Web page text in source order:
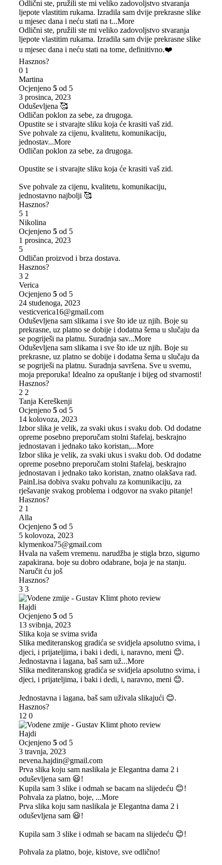
Odlični ste, pružili ste mi veliko zadovoljstvo stvaranja
ljepote vlastitim rukama. Izradila sam dvije prekrasne slike
u mjesec dana i neću stati na t...More
Odlični ste, pružili ste mi veliko zadovoljstvo stvaranja
ljepote vlastitim rukama. Izradila sam dvije prekrasne slike
u mjesec dana i neću stati na tome, definitivno.❤️
Hasznos?
0 1
Martina
Ocjenjeno 5 od 5
3 prosinca, 2023
Oduševljena 🥰
Odličan poklon za sebe, za drugoga.
Opustite se i stvarajte sliku koja će krasiti vaš zid.
Sve pohvale za cijenu, kvalitetu, komunikaciju,
jednostav...More
Odličan poklon za sebe, za drugoga.
Opustite se i stvarajte sliku koja će krasiti vaš zid.
Sve pohvale za cijenu, kvalitetu, komunikaciju,
jednostavno najbolji 🥰
Hasznos?
5 1
Nikolina
Ocjenjeno 5 od 5
1 prosinca, 2023
5
Odličan proizvod i brza dostava.
Hasznos?
3 2
Verica
Ocjenjeno 5 od 5
24 studenoga, 2023
vesticverica16@gmail.com
Oduševljena sam slikama i sve što ide uz njih. Boje su
prekrasne, uz platno se dobije i dodatna šema u slučaju da
se pogriješi na platnu. Suradnja sav...More
Oduševljena sam slikama i sve što ide uz njih. Boje su
prekrasne, uz platno se dobije i dodatna šema u slučaju da
se pogriješi na platnu. Suradnja savršena. Sve u svemu,
moja preporuka! Idealno za opuštanje i bijeg od stvarnosti!
Hasznos?
2 2
Tanja Kereškenji
Ocjenjeno 5 od 5
14 kolovoza, 2023
Izbor slika je velik, za svaki ukus i svaku dob. Od dodatne
opreme posebno preporučam stolni štafelaj, beskrajno
jednostavan i jednako tako koristan,...More
Izbor slika je velik, za svaki ukus i svaku dob. Od dodatne
opreme posebno preporučam stolni štafelaj, beskrajno
jednostavan i jednako tako koristan, znatno olakšava rad.
PainLisa dobiva svaku pohvalu za komunikaciju, za
rješavanje svakog problema i odgovor na svako pitanje!
Hasznos?
2 1
Alla
Ocjenjeno 5 od 5
5 kolovoza, 2023
klymenkoa75@gmail.com
Hvala na vašem vremenu. narudžba je stigla brzo, sigurno
zapakirana. boje su dobro odabrane, boja je na stanju.
Naručit ću još
Hasznos?
3 3
Hajdi
Ocjenjeno 5 od 5
13 svibnja, 2023
Slika koja se svima sviđa
Slika mediteranskog gradića se svidjela apsolutno svima, i
djeci, i prijateljima, i baki i dedi, i, naravno, meni 😊.
Jednostavna i lagana, baš sam už...More
Slika mediteranskog gradića se svidjela apsolutno svima, i
djeci, i prijateljima, i baki i dedi, i, naravno, meni 😊.
Jednostavna i lagana, baš sam uživala slikajući 😊.
Hasznos?
12 0
Hajdi
Ocjenjeno 5 od 5
3 travnja, 2023
nevena.hajdin@gmail.com
Prva slika koju sam naslikala je Elegantna dama 2 i
oduševljena sam 😃!
Kupila sam 3 slike i odmah se bacam na slijedeću 😊!
Pohvala za platno, boje, ...More
Prva slika koju sam naslikala je Elegantna dama 2 i
oduševljena sam 😃!
Kupila sam 3 slike i odmah se bacam na slijedeću 😊!
Pohvala za platno, boje, kistove, sve odlično!